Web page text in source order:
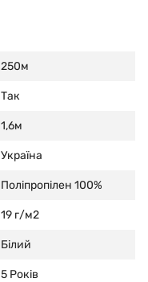
250м
Так
1,6м
Україна
Поліпропілен 100%
19 г/м2
Білий
5 Років